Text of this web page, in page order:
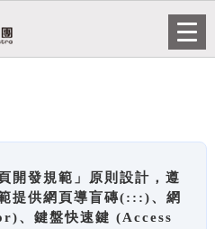
開發規範」原則設計，遵
提供網頁導盲磚(:::)、網
、鍵盤快速鍵 (Access